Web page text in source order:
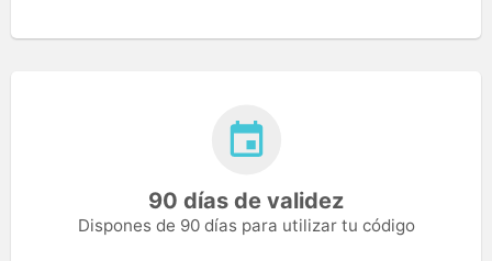
90 días de validez
Dispones de 90 días para utilizar tu código